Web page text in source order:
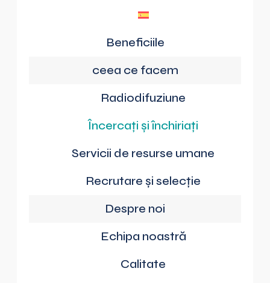
Beneficiile
ceea ce facem
Radiodifuziune
Încercați și închiriați
Servicii de resurse umane
Recrutare și selecție
Despre noi
Echipa noastră
Calitate